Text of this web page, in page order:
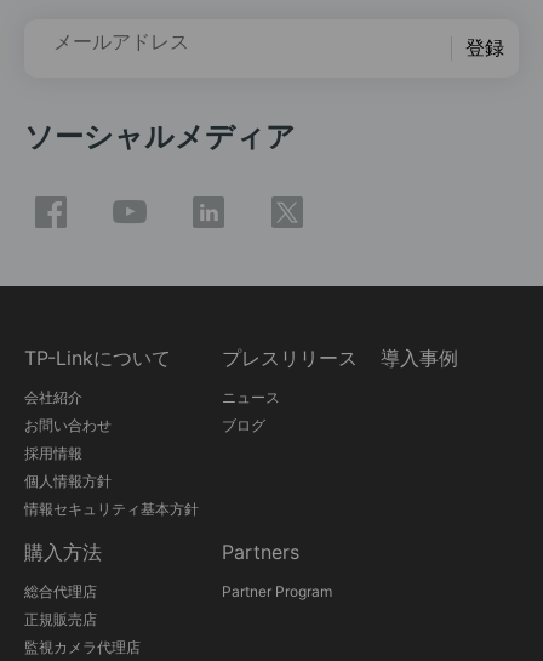
メールアドレス 登録
ソーシャルメディア
TP-Linkについて
会社紹介
お問い合わせ
採用情報
個人情報方針
情報セキュリティ基本方針
プレスリリース
ニュース
ブログ
導入事例
購入方法
総合代理店
正規販売店
監視カメラ代理店
Partners
Partner Program